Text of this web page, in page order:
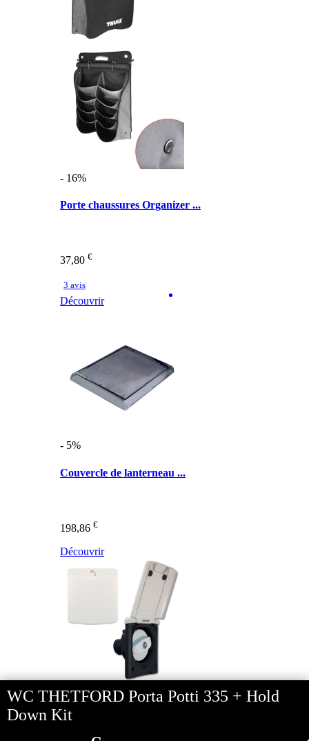
- 16%
Porte chaussures Organizer ...
37,80 €
3 avis
Découvrir
- 5%
Couvercle de lanterneau ...
198,86 €
Découvrir
WC THETFORD Porta Potti 335 + Hold
Down Kit